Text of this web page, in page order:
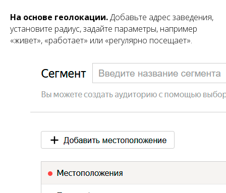
На основе геолокации.Добавьте адрес заведения,
установите радиус, задайте параметры, например
«живет», «работает» или «регулярно посещает».